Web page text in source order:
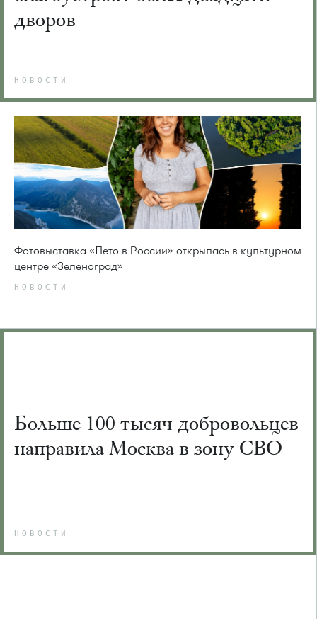
дворов
НОВОСТИ
Фотовыставка «Лето в России» открылась в культурном
центре «Зеленоград»
НОВОСТИ
Больше 100 тысяч добровольцев
направила Москва в зону СВО
НОВОСТИ